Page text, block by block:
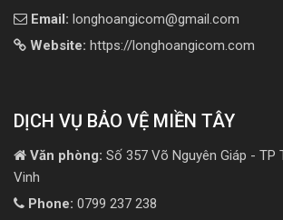
Email: longhoangicom@gmail.com
Website: https://longhoangicom.com
DỊCH VỤ BẢO VỆ MIỀN TÂY
Văn phòng: Số 357 Võ Nguyên Giáp - TP
Vinh
Phone: 0799 237 238